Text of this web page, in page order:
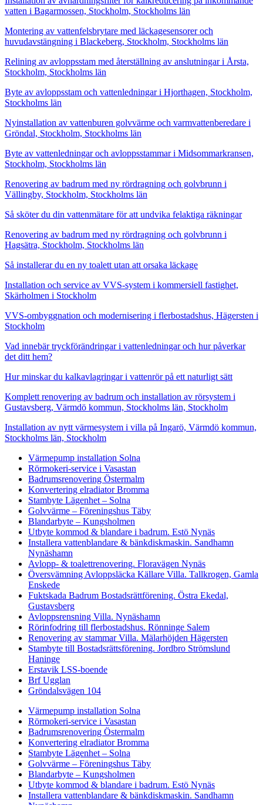
vatten i Bagarmossen, Stockholm, Stockholms län
Montering av vattenfelsbrytare med läckagesensorer och
huvudavstängning i Blackeberg, Stockholm, Stockholms län
Relining av avloppsstam med återställning av anslutningar i Årsta,
Stockholm, Stockholms län
Byte av avloppsstam och vattenledningar i Hjorthagen, Stockholm,
Stockholms län
Nyinstallation av vattenburen golvvärme och varmvattenberedare i
Gröndal, Stockholm, Stockholms län
Byte av vattenledningar och avloppsstammar i Midsommarkransen,
Stockholm, Stockholms län
Renovering av badrum med ny rördragning och golvbrunn i
Vällingby, Stockholm, Stockholms län
Så sköter du din vattenmätare för att undvika felaktiga räkningar
Renovering av badrum med ny rördragning och golvbrunn i
Hagsätra, Stockholm, Stockholms län
Så installerar du en ny toalett utan att orsaka läckage
Installation och service av VVS-system i kommersiell fastighet,
Skärholmen i Stockholm
VVS-ombyggnation och modernisering i flerbostadshus, Hägersten i
Stockholm
Vad innebär tryckförändringar i vattenledningar och hur påverkar
det ditt hem?
Hur minskar du kalkavlagringar i vattenrör på ett naturligt sätt
Komplett renovering av badrum och installation av rörsystem i
Gustavsberg, Värmdö kommun, Stockholms län, Stockholm
Installation av nytt värmesystem i villa på Ingarö, Värmdö kommun,
Stockholms län, Stockholm
Värmepump installation Solna
Rörmokeri-service i Vasastan
Badrumsrenovering Östermalm
Konvertering elradiator Bromma
Stambyte Lägenhet – Solna
Golvvärme – Föreningshus Täby
Blandarbyte – Kungsholmen
Utbyte kommod & blandare i badrum. Estö Nynäs
Installera vattenblandare & bänkdiskmaskin. Sandhamn
Nynäshamn
Avlopp- & toalettrenovering. Floravägen Nynäs
Översvämning Avloppsläcka Källare Villa. Tallkrogen, Gamla
Enskede
Fuktskada Badrum Bostadsrättförening. Östra Ekedal,
Gustavsberg
Avloppsrensning Villa. Nynäshamn
Rörinfodring till flerbostadshus. Rönninge Salem
Renovering av stammar Villa. Mälarhöjden Hägersten
Stambyte till Bostadsrättsförening. Jordbro Strömslund
Haninge
Erstavik LSS-boende
Brf Ugglan
Gröndalsvägen 104
Värmepump installation Solna
Rörmokeri-service i Vasastan
Badrumsrenovering Östermalm
Konvertering elradiator Bromma
Stambyte Lägenhet – Solna
Golvvärme – Föreningshus Täby
Blandarbyte – Kungsholmen
Utbyte kommod & blandare i badrum. Estö Nynäs
Installera vattenblandare & bänkdiskmaskin. Sandhamn